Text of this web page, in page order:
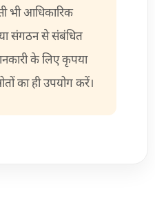
भी आधिकारिक
या संगठन से संबंधित
के लिए कृपया
का ही उपयोग करें।